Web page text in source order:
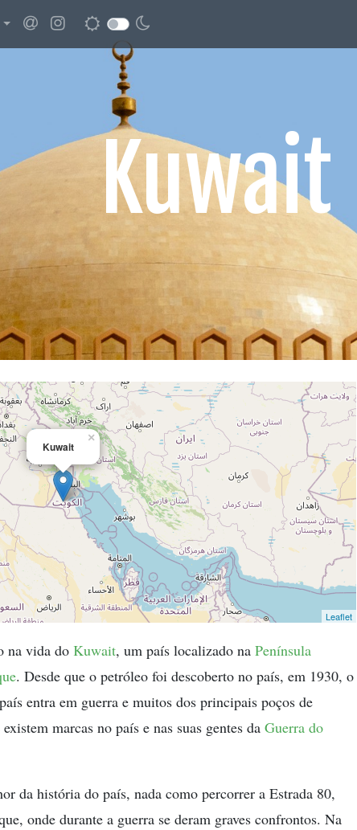
Kuwait
Kuwait
×
Leaflet
na vida do Kuwait, um país localizado na Península
. Desde que o petróleo foi descoberto no país, em 1930, o
entra em guerra e muitos dos principais poços de
marcas no país e nas suas gentes da Guerra do
da história do país, nada como percorrer a Estrada 80,
onde durante a guerra se deram graves confrontos. Na